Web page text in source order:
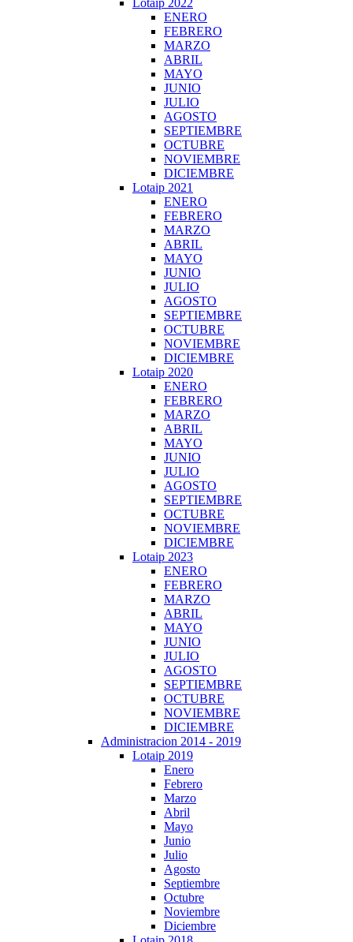
Lotaip 2022
ENERO
FEBRERO
MARZO
ABRIL
MAYO
JUNIO
JULIO
AGOSTO
SEPTIEMBRE
OCTUBRE
NOVIEMBRE
DICIEMBRE
Lotaip 2021
ENERO
FEBRERO
MARZO
ABRIL
MAYO
JUNIO
JULIO
AGOSTO
SEPTIEMBRE
OCTUBRE
NOVIEMBRE
DICIEMBRE
Lotaip 2020
ENERO
FEBRERO
MARZO
ABRIL
MAYO
JUNIO
JULIO
AGOSTO
SEPTIEMBRE
OCTUBRE
NOVIEMBRE
DICIEMBRE
Lotaip 2023
ENERO
FEBRERO
MARZO
ABRIL
MAYO
JUNIO
JULIO
AGOSTO
SEPTIEMBRE
OCTUBRE
NOVIEMBRE
DICIEMBRE
Administracion 2014 - 2019
Lotaip 2019
Enero
Febrero
Marzo
Abril
Mayo
Junio
Julio
Agosto
Septiembre
Octubre
Noviembre
Diciembre